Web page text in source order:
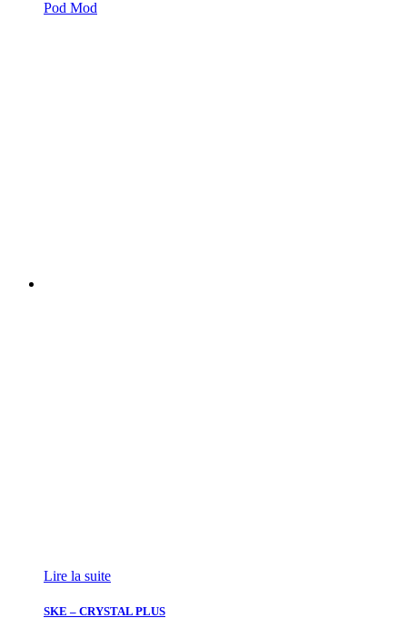
Pod Mod
Lire la suite
SKE – CRYSTAL PLUS